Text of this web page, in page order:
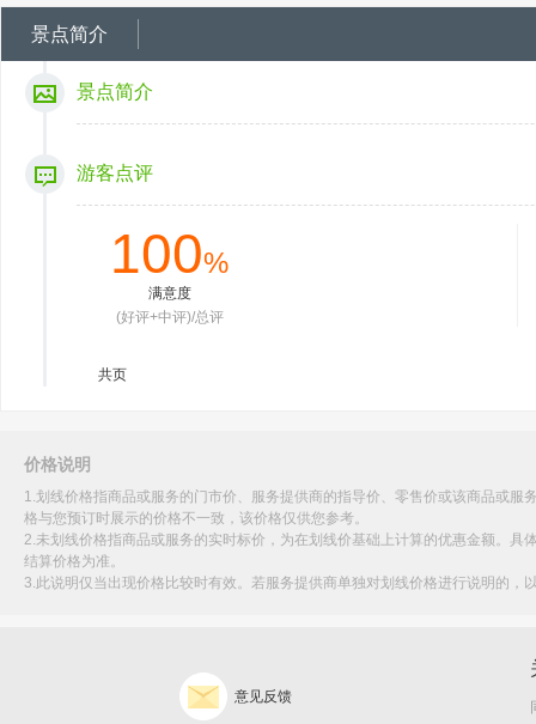
景点简介
景点简介
游客点评
100%
满意度
(好评+中评)/总评
共页
价格说明
1.划线价格指商品或服务的门市价、服务提供商的指导价、零售价或该商品或
格与您预订时展示的价格不一致，该价格仅供您参考。
2.未划线价格指商品或服务的实时标价，为在划线价基础上计算的优惠金额。
结算价格为准。
3.此说明仅当出现价格比较时有效。若服务提供商单独对划线价格进行说明的
意见反馈